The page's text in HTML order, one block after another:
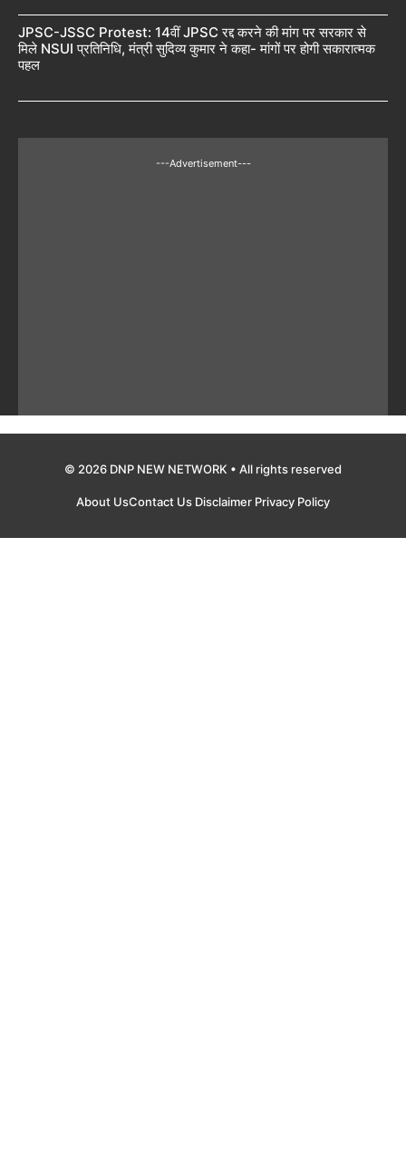
JPSC-JSSC Protest: 14वीं JPSC रद्द करने की मांग पर सरकार से
मिले NSUI प्रतिनिधि, मंत्री सुदिव्य कुमार ने कहा- मांगों पर होगी सकारात्मक
पहल
---Advertisement---
© 2026 DNP NEW NETWORK • All rights reserved
About UsContact Us Disclaimer Privacy Policy